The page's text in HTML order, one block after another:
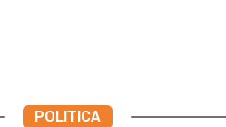
POLITICA